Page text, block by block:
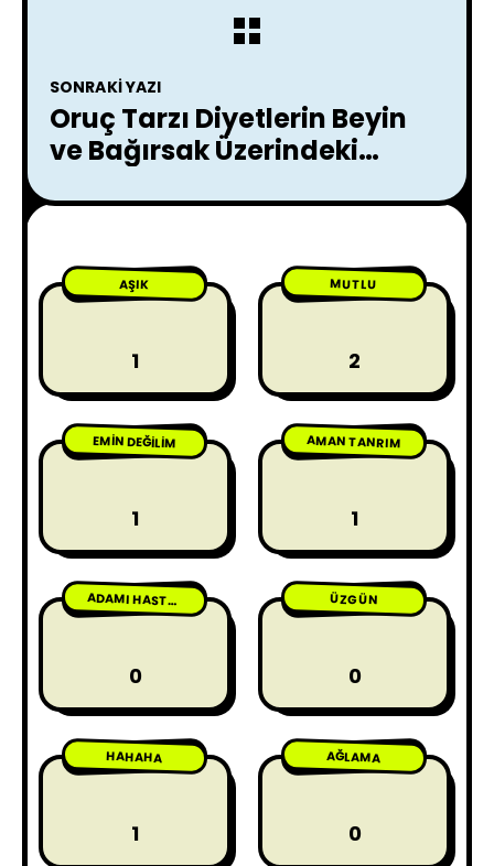
SONRAKI YAZI
Oruç Tarzı Diyetlerin Beyin
ve Bağırsak Üzerindeki
AŞIK
1
MUTLU
2
EMIN DEĞILIM
1
AMAN TANRIM
1
ADAMI HASTA ETME
0
ÜZGÜN
0
HAHAHA
1
AĞLAMA
0